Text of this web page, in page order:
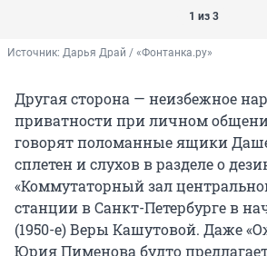
1 из 3
Источник: Дарья Драй / «Фонтанка.ру»
Другая сторона — неизбежное
приватности при личном
говорят поломанные ящики
сплетен и слухов в разделе о
«Коммутаторный зал
станции в Санкт-Петербурге в
(1950-е) Веры Кашутовой. Даже
Юрия Пименова будто